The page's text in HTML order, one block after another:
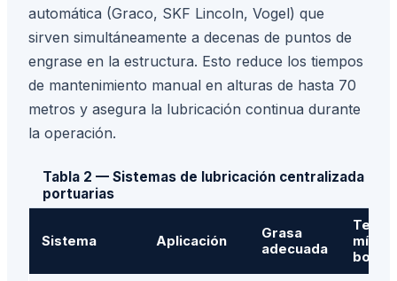
automática (Graco, SKF Lincoln, Vogel) que
sirven simultáneamente a decenas de puntos de
engrase en la estructura. Esto reduce los tiempos
de mantenimiento manual en alturas de hasta 70
metros y asegura la lubricación continua durante
la operación.
Tabla 2 — Sistemas de lubricación centralizada en
portuarias
Sistema Aplicación
Grasa
adecuada